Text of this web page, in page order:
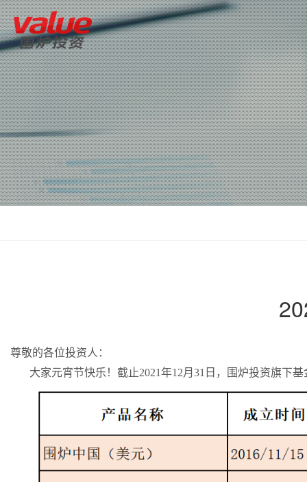
尊敬的各位投资人：
大家元宵节快乐！截止2021年12月31日，围炉投资旗下